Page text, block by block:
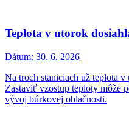
Teplota v utorok
Dátum: 30. 6. 2026
Na troch staniciach už teplota
Zastaviť vzostup teploty môže
vývoj búrkovej oblačnosti.